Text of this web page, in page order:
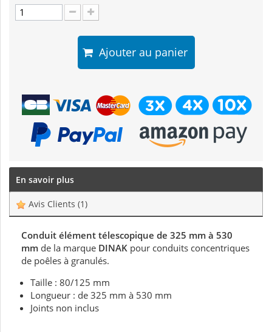
Ajouter au panier
En savoir plus
Avis Clients (1)
Conduit élément télescopique de 325 mm à 530
mm de la marque DINAK pour conduits concentriques
de poêles à granulés.
Taille : 80/125 mm
Longueur : de 325 mm à 530 mm
Joints non inclus